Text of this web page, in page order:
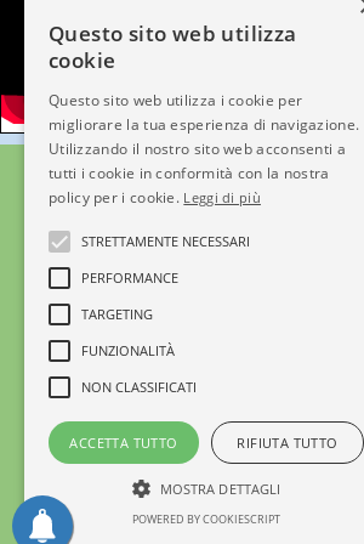
Città dell'Infanzia
Ente affiliato a
Testata giornalistica iscritta al
Numero Registro Stampa 221/2019 del
Editore: APS Città dell'Infanzia
Tel +39 3715600890
Direttore Responsabile: Serena Gisotti
© Copyright 2025
Questo sito web utilizza
cookie
Questo sito web utilizza i cookie per
migliorare la tua esperienza di navigazione.
Utilizzando il nostro sito web acconsenti a
tutti i cookie in conformità con la nostra
policy per i cookie. Leggi di più
STRETTAMENTE NECESSARI
PERFORMANCE
TARGETING
FUNZIONALITÀ
NON CLASSIFICATI
ACCETTA TUTTO RIFIUTA TUTTO
MOSTRA DETTAGLI
POWERED BY COOKIESCRIPT